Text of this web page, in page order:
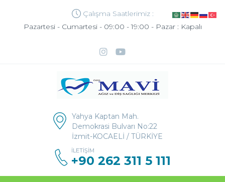
Çalışma Saatlerimiz :
Pazartesi - Cumartesi - 09:00 - 19:00 - Pazar : Kapalı
Yahya Kaptan Mah.
Demokrasi Bulvarı No:22
İzmit-KOCAELİ / TÜRKİYE
İLETIŞIM
+90 262 311 5 111